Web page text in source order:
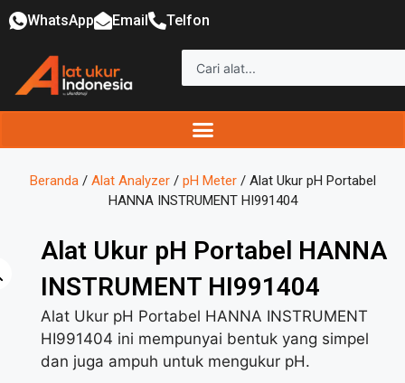
WhatsApp Email Telfon
Beranda/ Alat Analyzer/ pH Meter/ Alat Ukur pH Portabel
HANNA INSTRUMENT HI991404
Alat Ukur pH Portabel HANNA
INSTRUMENT HI991404
Alat Ukur pH Portabel HANNA INSTRUMENT
HI991404 ini mempunyai bentuk yang simpel
dan juga ampuh untuk mengukur pH.